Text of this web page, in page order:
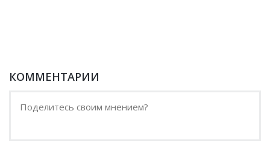
КОММЕНТАРИИ